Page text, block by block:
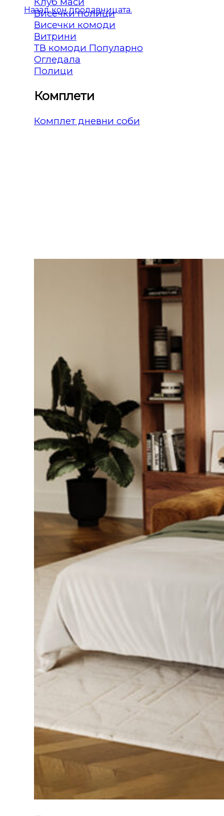
Назад кон продавницата.
Висечки полици
Висечки комоди
Витрини
ТВ комоди
Огледала
Полици
Комплети
Комплет дневни соби